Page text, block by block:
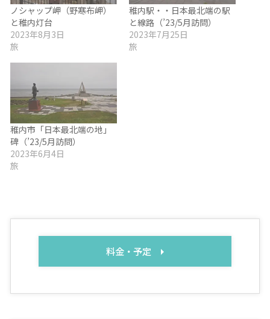
ノシャップ岬（野寒布岬）
と稚内灯台
2023年8月3日
旅
稚内駅・・日本最北端の駅
と線路（’23/5月訪問）
2023年7月25日
旅
稚内市「日本最北端の地」
碑（’23/5月訪問）
2023年6月4日
旅
料金・予定